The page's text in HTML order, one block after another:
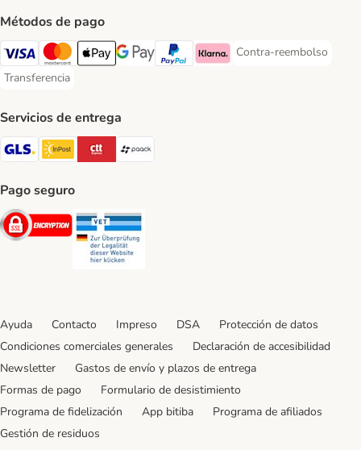
Métodos de pago
Visa Payment Method
Mastercard Payment Method
Apple Pay Payment Method
Google Pay Payment Method
PayPal Payment Method
Klarna Payment Method
Contra-reembolso
Contra-reembolso
Transferencia
Transferencia Payment Method
Servicios de entrega
GLS Shipping Method
InPost Shipping Method
CTTExpress Shipping Method
paack Shipping Method
Pago seguro
Security
Ayuda Contacto Impreso DSA
Protección de datos
Condiciones comerciales generales
Declaración de accesibilidad
Newsletter
Gastos de envío y plazos de entrega
Formas de pago
Formulario de desistimiento
Programa de fidelización
App bitiba
Programa de afiliados
Gestión de residuos